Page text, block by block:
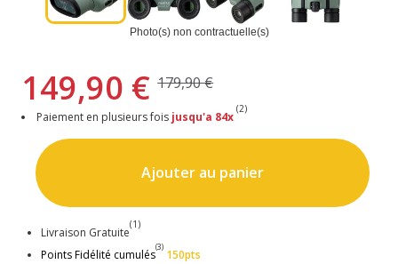
Photo(s) non contractuelle(s)
149,90 € 179,90 €
Paiement en plusieurs fois jusqu'a 84x
(2)
Ajouter au panier
Livraison Gratuite
(1)
Points Fidélité cumulés
(3)
150pts